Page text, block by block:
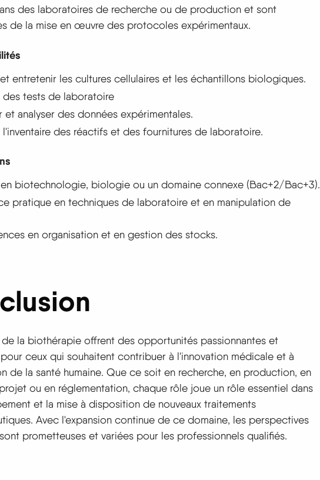
des laboratoires de recherche ou de production et sont
de la mise en œuvre des protocoles expérimentaux.
entretenir les cultures cellulaires et les échantillons biologiques.
des tests de laboratoire
analyser des données expérimentales.
l'inventaire des réactifs et des fournitures de laboratoire.
biotechnologie, biologie ou un domaine connexe (Bac+2/Bac+3).
pratique en techniques de laboratoire et en manipulation de
en organisation et en gestion des stocks.
de la biothérapie offrent des opportunités passionnantes et
ceux qui souhaitent contribuer à l'innovation médicale et à
de la santé humaine. Que ce soit en recherche, en production, en
ou en réglementation, chaque rôle joue un rôle essentiel dans
et la mise à disposition de nouveaux traitements
Avec l'expansion continue de ce domaine, les perspectives
prometteuses et variées pour les professionnels qualifiés.